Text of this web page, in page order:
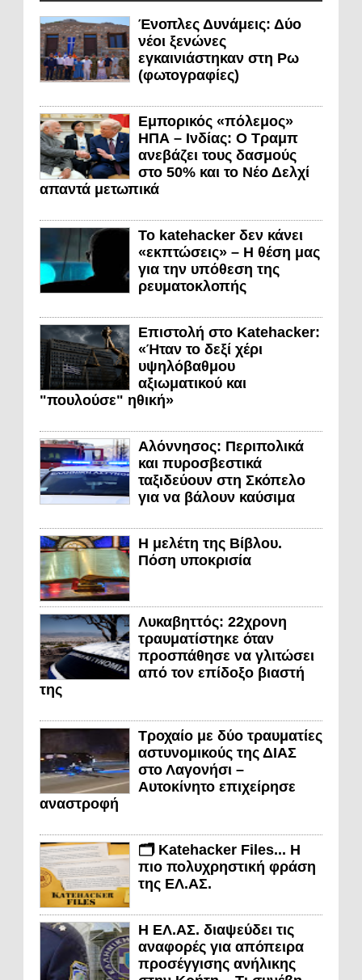
Ένοπλες Δυνάμεις: Δύο
νέοι ξενώνες
εγκαινιάστηκαν στη Ρω
(φωτογραφίες)
Εμπορικός «πόλεμος»
ΗΠΑ – Ινδίας: Ο Τραμπ
ανεβάζει τους δασμούς
στο 50% και το Νέο Δελχί
απαντά μετωπικά
Το katehacker δεν κάνει
«εκπτώσεις» – Η θέση μας
για την υπόθεση της
ρευματοκλοπής
Επιστολή στο Katehacker:
«Ήταν το δεξί χέρι
υψηλόβαθμου
αξιωματικού και
"πουλούσε" ηθική»
Αλόννησος: Περιπολικά
και πυροσβεστικά
ταξιδεύουν στη Σκόπελο
για να βάλουν καύσιμα
Η μελέτη της Βίβλου.
Πόση υποκρισία
Λυκαβηττός: 22χρονη
τραυματίστηκε όταν
προσπάθησε να γλιτώσει
από τον επίδοξο βιαστή
της
Τροχαίο με δύο τραυματίες
αστυνομικούς της ΔΙΑΣ
στο Λαγονήσι –
Αυτοκίνητο επιχείρησε
αναστροφή
🗂️ Katehacker Files... Η
πιο πολυχρηστική φράση
της ΕΛ.ΑΣ.
Η ΕΛ.ΑΣ. διαψεύδει τις
αναφορές για απόπειρα
προσέγγισης ανήλικης